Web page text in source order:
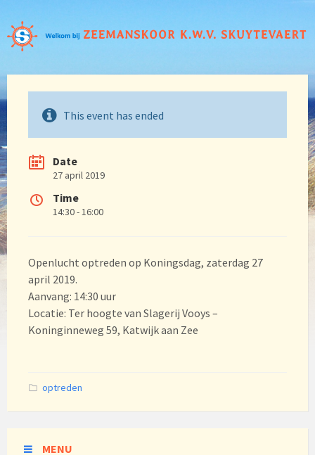
This event has ended
Date
27 april 2019
Time
14:30 - 16:00
Openlucht optreden op Koningsdag, zaterdag 27
april 2019.
Aanvang: 14:30 uur
Locatie: Ter hoogte van Slagerij Vooys –
Koninginneweg 59, Katwijk aan Zee
Categories:
optreden
MENU